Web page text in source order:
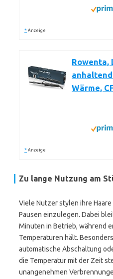
* Anzeige
Rowenta,
Wärme,
* Anzeige
Zu lange Nutzung am
Viele Nutzer stylen ihre
Pausen einzulegen. Dabei
Minuten in Betrieb, während
Temperaturen hält.
automatische Abschaltung
die Temperatur mit der Zeit
unangenehmen